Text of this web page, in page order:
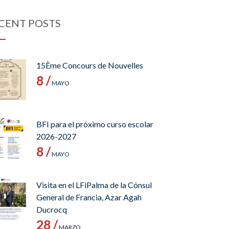
POSTS
15Ème Concours de Nouvelles
8 /MAYO
BFI para el próximo curso escolar
2026-2027
8 /MAYO
Visita en el LFiPalma de la Cónsul
General de Francia, Azar Agah
Ducrocq
28 /MARZO